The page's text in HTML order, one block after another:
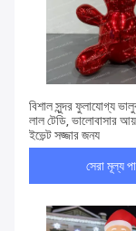
বিশাল সুন্দর ফুলাযোগ্য
লাল টেডি, ভালোবাসার
ইভেন্ট সজ্জার জন্য
সেরা মূল্য